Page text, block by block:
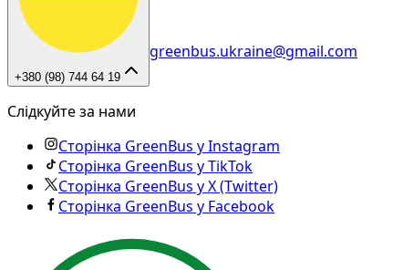
+380 (98) 744 64 19
greenbus.ukraine@gmail.com
Слідкуйте за нами
Сторінка GreenBus у Instagram
Сторінка GreenBus у TikTok
Сторінка GreenBus у X (Twitter)
Сторінка GreenBus у Facebook